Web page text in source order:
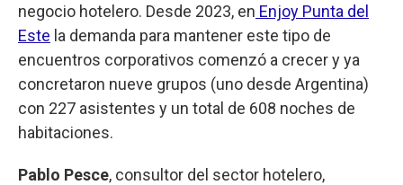
negocio hotelero. Desde 2023, en Enjoy Punta del
Este la demanda para mantener este tipo de
encuentros corporativos comenzó a crecer y ya
concretaron nueve grupos (uno desde Argentina)
con 227 asistentes y un total de 608 noches de
habitaciones.
Pablo Pesce, consultor del sector hotelero,